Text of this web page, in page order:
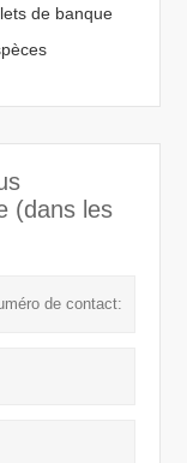
de banque
(dans les